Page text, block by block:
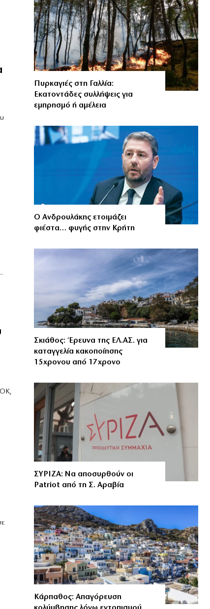
Πυρκαγιές στη Γαλλία:
Εκατοντάδες συλλήψεις για
εμπρησμό ή αμέλεια
Ο Ανδρουλάκης ετοιμάζει
φιέστα… φυγής στην Κρήτη
Σκιάθος: Έρευνα της ΕΛ.ΑΣ. για
καταγγελία κακοποίησης
15χρονου από 17χρονο
ΣΥΡΙΖΑ: Να αποσυρθούν οι
Patriot από τη Σ. Αραβία
Κάρπαθος: Απαγόρευση